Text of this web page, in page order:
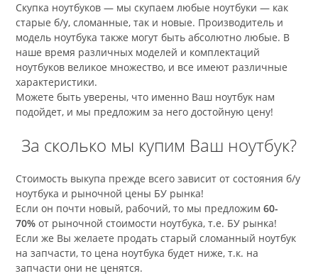
Скупка ноутбуков — мы скупаем любые ноутбуки — как
старые б/у, сломанные, так и новые. Производитель и
модель ноутбука также могут быть абсолютно любые. В
наше время различных моделей и комплектаций
ноутбуков великое множество, и все имеют различные
характеристики.
Можете быть уверены, что именно Ваш ноутбук нам
подойдет, и мы предложим за него достойную цену!
За сколько мы купим Ваш ноутбук?
Стоимость выкупа прежде всего зависит от состояния б/у
ноутбука и рыночной цены БУ рынка!
Если он почти новый, рабочий, то мы предложим60-
70% от рыночной стоимости ноутбука, т.е. БУ рынка!
Если же Вы желаете продать старый сломанный ноутбук
на запчасти, то цена ноутбука будет ниже, т.к. на
запчасти они не ценятся.